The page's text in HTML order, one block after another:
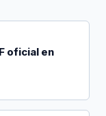
oficial en